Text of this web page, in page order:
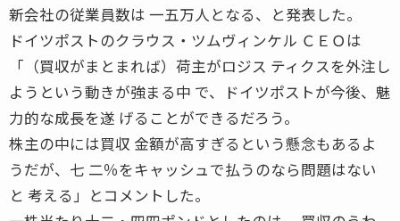
新会社の従業員数は 一五万人となる、と発表した。
ドイツポストのクラウス・ツムヴィンケル ＣＥＯは
「（買収がまとまれば）荷主がロジス ティクスを外注し
ようという動きが強まる中 で、ドイツポストが今後、魅
力的な成長を遂 げることができるだろう。
株主の中には買収 金額が高すぎるという懸念もあるよ
うだが、七 二％をキャッシュで払うのなら問題はない
と 考える」とコメントした。